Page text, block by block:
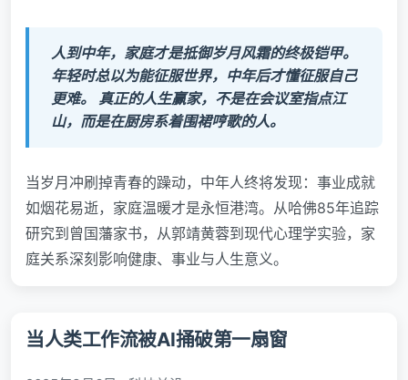
人到中年，家庭才是抵御岁月风霜的终极铠甲。
年轻时总以为能征服世界，中年后才懂征服自己
更难。 真正的人生赢家，不是在会议室指点江
山，而是在厨房系着围裙哼歌的人。
当岁月冲刷掉青春的躁动，中年人终将发现：事业成就
如烟花易逝，家庭温暖才是永恒港湾。从哈佛85年追踪
研究到曾国藩家书，从郭靖黄蓉到现代心理学实验，家
庭关系深刻影响健康、事业与人生意义。
当人类工作流被AI捅破第一扇窗